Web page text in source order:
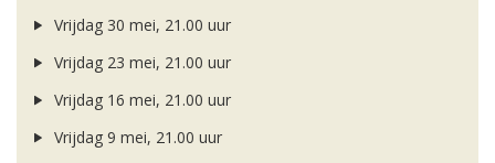
Vrijdag 30 mei, 21.00 uur
Vrijdag 23 mei, 21.00 uur
Vrijdag 16 mei, 21.00 uur
Vrijdag 9 mei, 21.00 uur